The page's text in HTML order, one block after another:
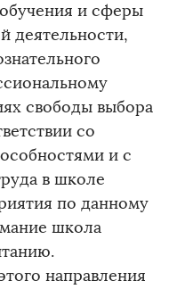
и сферы
деятельности,
свободы выбора
со
и с
в школе
по данному
школа
направления